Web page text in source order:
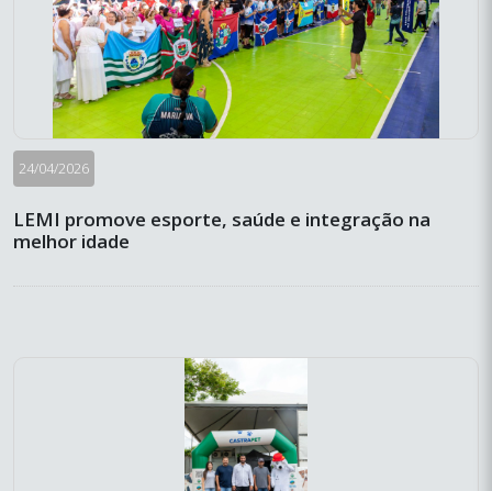
24/04/2026
LEMI promove esporte, saúde e integração na
melhor idade